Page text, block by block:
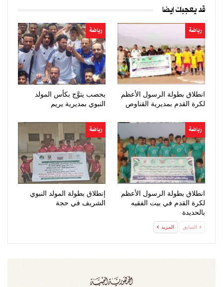
قد يعجبك ايضا
رياضة
انطلاق بطولة الرسول الأعظم
لكرة القدم بمديرية القناوص
رياضة
يحصب يتوَّج بكأس المولد
النبوي بمديرية يريم
رياضة
انطلاق بطولة الرسول الأعظم
لكرة القدم في بيت الفقيه
بالحديدة
رياضة
إنطلاق بطولة المولد النبوي
الشريف في حجة
السابق المزيد